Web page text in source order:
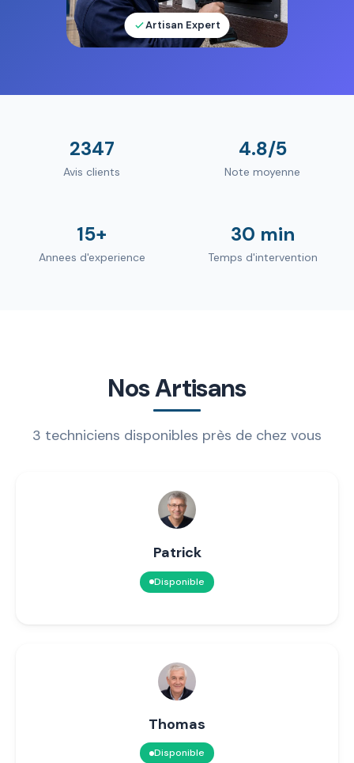
Artisan Expert
2347
Avis clients
4.8/5
Note moyenne
15+
Annees d'experience
30 min
Temps d'intervention
Nos Artisans
3 techniciens disponibles près de chez vous
Patrick
Disponible
Thomas
Disponible